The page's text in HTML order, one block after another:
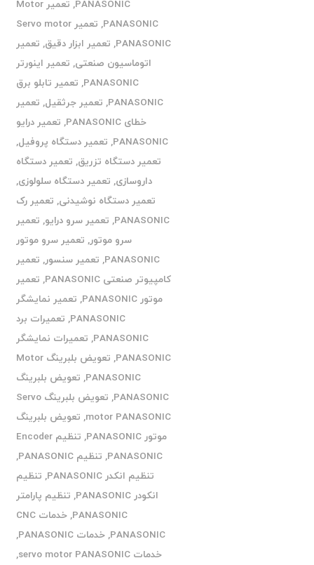
PANASONIC
,
تعمیر Motor
PANASONIC
,
تعمیر Servo motor
PANASONIC
, تعمیر ابزار دقیق, تعمیر
اتوماسیون صنعتی, تعمیر اینورتر
PANASONIC
, تعمیر تابلو برق
PANASONIC
, تعمیر جرثقیل, تعمیر
خطای PANASONIC
, تعمیر درایو
PANASONIC
, تعمیر دستگاه پروفیل,
تعمیر دستگاه تزریق, تعمیر دستگاه
داروسازی, تعمیر دستگاه سلولوزی,
تعمیر دستگاه نوشیدنی, تعمیر رک
PANASONIC
, تعمیر سرو درایو, تعمیر
سرو موتور, تعمیر سرو موتور
PANASONIC
, تعمیر سنسور, تعمیر
کامپیوتر صنعتی PANASONIC
, تعمیر
موتور PANASONIC
, تعمیر نمایشگر
PANASONIC
, تعمیرات برد
PANASONIC
, تعمیرات نمایشگر
PANASONIC
,
تعویض بلبرینگ Motor
PANASONIC
, تعویض بلبرینگ
PANASONIC
,
تعویض بلبرینگ Servo
motor PANASONIC
, تعویض بلبرینگ
موتور PANASONIC
,
تنظیم Encoder
PANASONIC
, تنظیم PANASONIC
,
تنظیم انکدر PANASONIC
, تنظیم
انکودر PANASONIC
, تنظیم پارامتر
PANASONIC
,
خدمات CNC
PANASONIC
,خدمات PANASONIC
,
خدمات servo motor PANASONIC
,